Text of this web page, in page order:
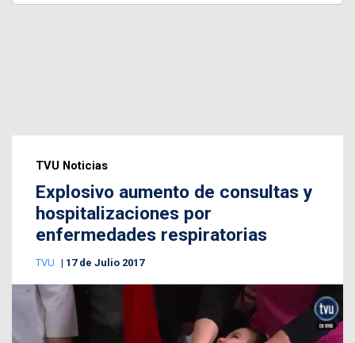
TVU Noticias
Explosivo aumento de consultas y
hospitalizaciones por
enfermedades respiratorias
TVU 17 de Julio 2017